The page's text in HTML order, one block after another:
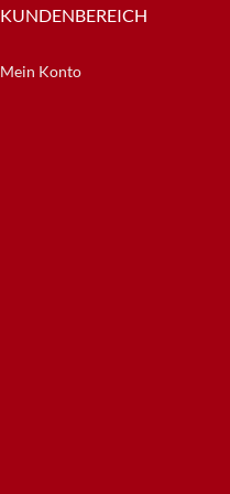
KUNDENBEREICH
Mein Konto